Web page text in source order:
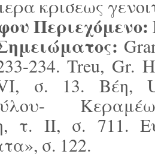
κρισεως
Περιεχόμενο:
234. Treu, Gr.
σ. 13. Βέη,
τ. ΙΙ, σ. 711.
σ. 122.